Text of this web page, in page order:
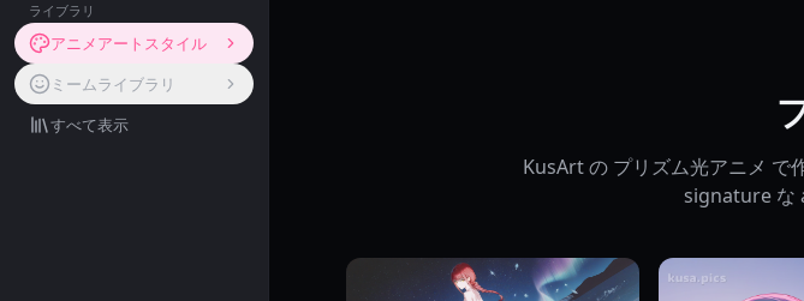
ライブラリ
アニメアートスタイル
ミームライブラリ
すべて表示
KusArt の プリズム光アニメ で
signature な